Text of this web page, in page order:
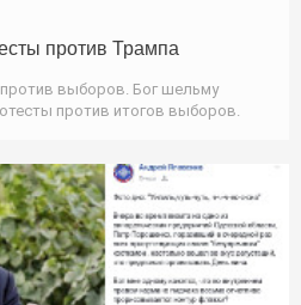
против Трампа
выборов. Бог шельму
против итогов выборов.